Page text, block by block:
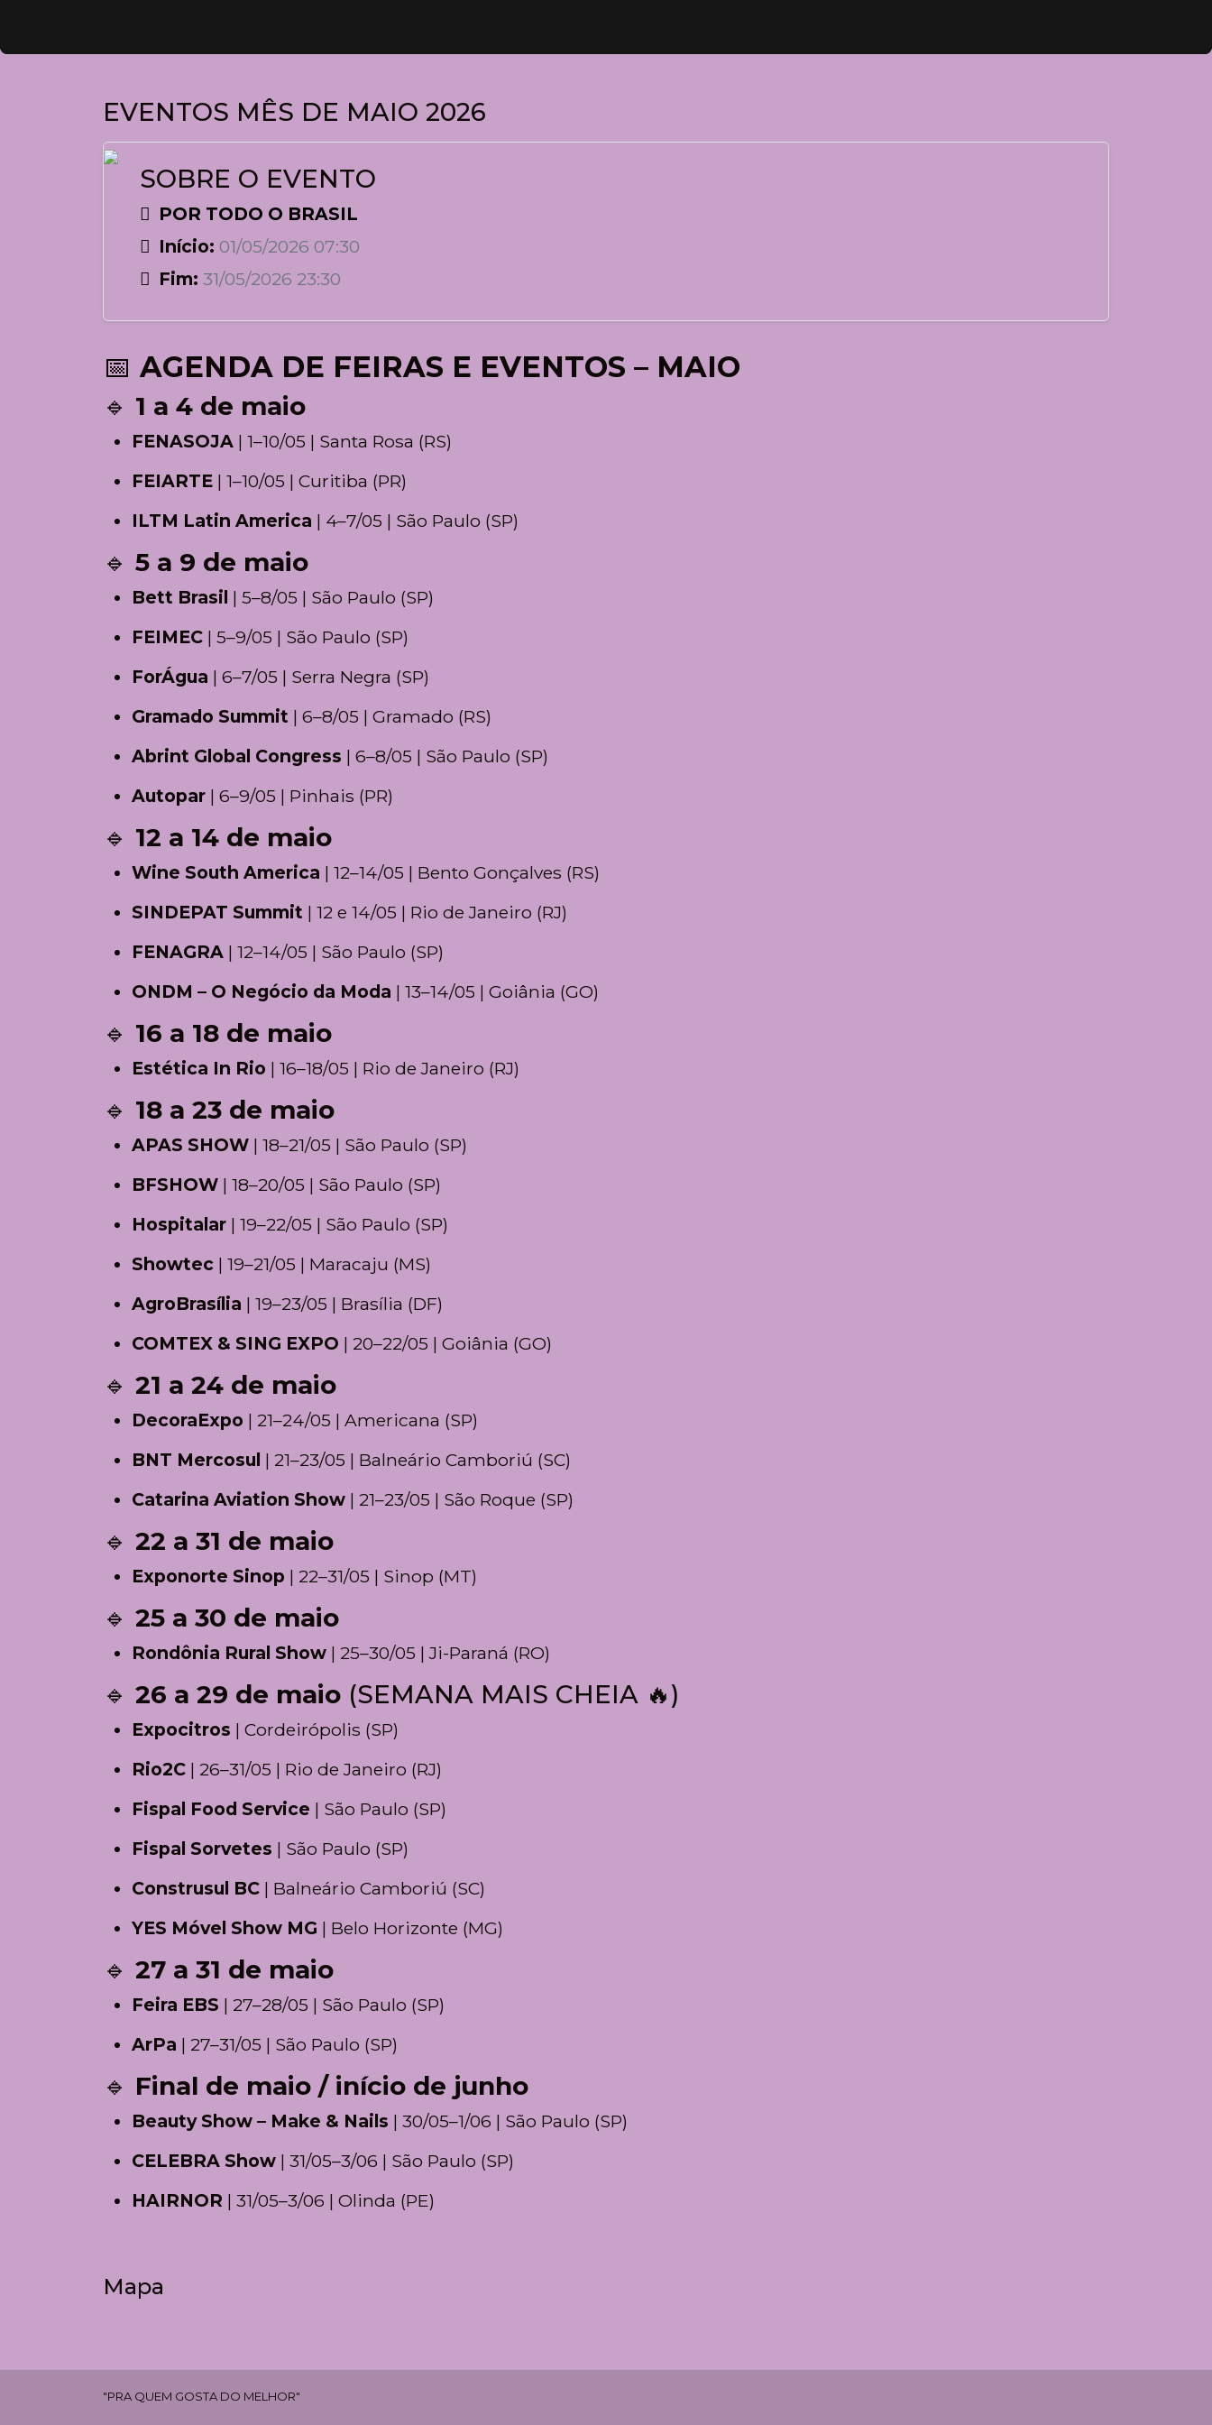
EVENTOS MÊS DE MAIO 2026
SOBRE O EVENTO
POR TODO O BRASIL
Início: 01/05/2026 07:30
Fim: 31/05/2026 23:30
📅 AGENDA DE FEIRAS E EVENTOS – MAIO
🔹 1 a 4 de maio
FENASOJA | 1–10/05 | Santa Rosa (RS)
FEIARTE | 1–10/05 | Curitiba (PR)
ILTM Latin America | 4–7/05 | São Paulo (SP)
🔹 5 a 9 de maio
Bett Brasil | 5–8/05 | São Paulo (SP)
FEIMEC | 5–9/05 | São Paulo (SP)
ForÁgua | 6–7/05 | Serra Negra (SP)
Gramado Summit | 6–8/05 | Gramado (RS)
Abrint Global Congress | 6–8/05 | São Paulo (SP)
Autopar | 6–9/05 | Pinhais (PR)
🔹 12 a 14 de maio
Wine South America | 12–14/05 | Bento Gonçalves (RS)
SINDEPAT Summit | 12 e 14/05 | Rio de Janeiro (RJ)
FENAGRA | 12–14/05 | São Paulo (SP)
ONDM – O Negócio da Moda | 13–14/05 | Goiânia (GO)
🔹 16 a 18 de maio
Estética In Rio | 16–18/05 | Rio de Janeiro (RJ)
🔹 18 a 23 de maio
APAS SHOW | 18–21/05 | São Paulo (SP)
BFSHOW | 18–20/05 | São Paulo (SP)
Hospitalar | 19–22/05 | São Paulo (SP)
Showtec | 19–21/05 | Maracaju (MS)
AgroBrasília | 19–23/05 | Brasília (DF)
COMTEX & SING EXPO | 20–22/05 | Goiânia (GO)
🔹 21 a 24 de maio
DecoraExpo | 21–24/05 | Americana (SP)
BNT Mercosul | 21–23/05 | Balneário Camboriú (SC)
Catarina Aviation Show | 21–23/05 | São Roque (SP)
🔹 22 a 31 de maio
Exponorte Sinop | 22–31/05 | Sinop (MT)
🔹 25 a 30 de maio
Rondônia Rural Show | 25–30/05 | Ji-Paraná (RO)
🔹 26 a 29 de maio (SEMANA MAIS CHEIA 🔥)
Expocitros | Cordeirópolis (SP)
Rio2C | 26–31/05 | Rio de Janeiro (RJ)
Fispal Food Service | São Paulo (SP)
Fispal Sorvetes | São Paulo (SP)
Construsul BC | Balneário Camboriú (SC)
YES Móvel Show MG | Belo Horizonte (MG)
🔹 27 a 31 de maio
Feira EBS | 27–28/05 | São Paulo (SP)
ArPa | 27–31/05 | São Paulo (SP)
🔹 Final de maio / início de junho
Beauty Show – Make & Nails | 30/05–1/06 | São Paulo (SP)
CELEBRA Show | 31/05–3/06 | São Paulo (SP)
HAIRNOR | 31/05–3/06 | Olinda (PE)
Mapa
"PRA QUEM GOSTA DO MELHOR"